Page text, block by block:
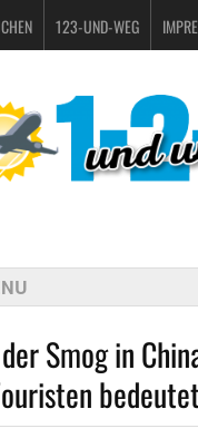
123-UND-WEG
Smog in
bedeutet